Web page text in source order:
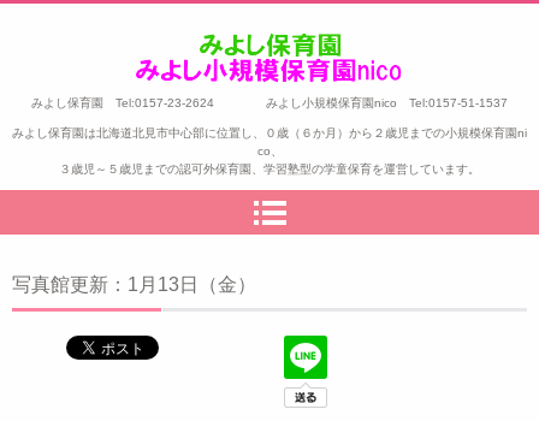
みよし保育園 Tel:0157-23-2624 みよし小規模保育園nico Tel:0157-51-1537
みよし保育園は北海道北見市中心部に位置し、０歳（６か月）から２歳児までの小規模保育園ni
co、
３歳児～５歳児までの認可外保育園、学習塾型の学童保育を運営しています。
写真館更新：1月13日（金）